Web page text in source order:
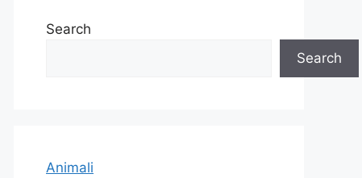
Search
Search
Animali